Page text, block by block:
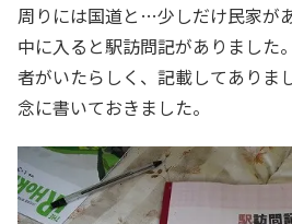
周りには国道と…少しだけ民家が
中に入ると駅訪問記がありました
者がいたらしく、記載してありま
念に書いておきました。